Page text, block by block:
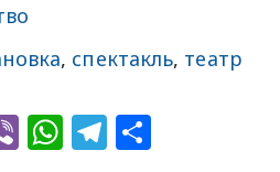
, спектакль, театр
ViberWhatsApp
Telegram